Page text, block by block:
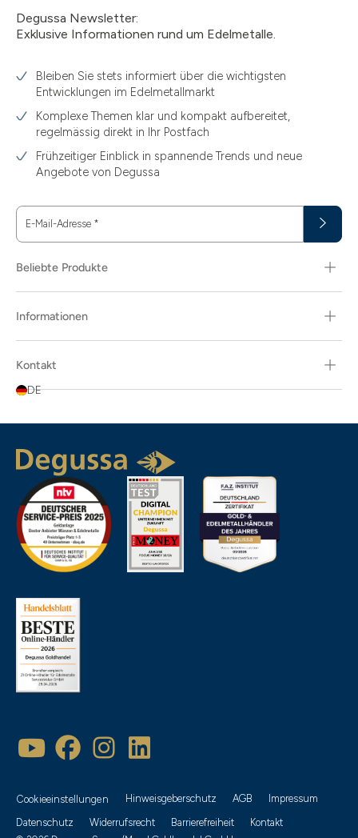
Neueste
Preis aufsteigend
Degussa Newsletter:
Exklusive Informationen rund um Edelmetalle.
Bleiben Sie stets informiert über die wichtigsten
Entwicklungen im Edelmetallmarkt
Komplexe Themen klar und kompakt aufbereitet,
regelmässig direkt in Ihr Postfach
Frühzeitiger Einblick in spannende Trends und neue
Angebote von Degussa
E-Mail-Adresse *
Beliebte Produkte
Informationen
Kontakt
DE
Cookieeinstellungen Hinweisgeberschutz AGB
Impressum
Datenschutz
Widerrufsrecht Barrierefreiheit
Kontakt